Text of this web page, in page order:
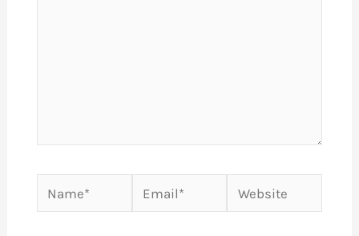
Email* Website